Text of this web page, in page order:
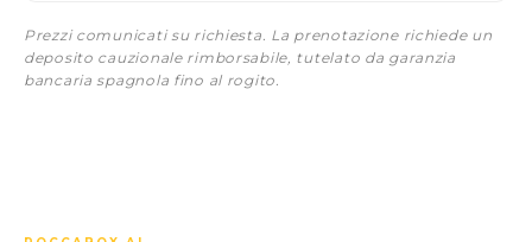
Prezzi comunicati su richiesta. La prenotazione richiede un
deposito cauzionale rimborsabile, tutelato da garanzia
bancaria spagnola fino al rogito.